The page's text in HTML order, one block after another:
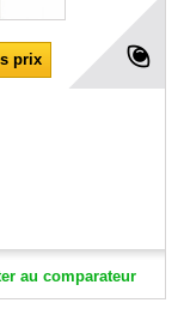
prix
au comparateur